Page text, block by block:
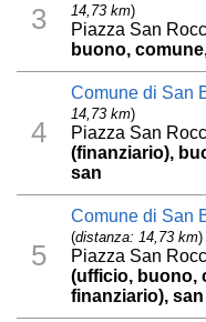
3
14,73 km)
Piazza San
buono,
4
Comune di San
14,73 km)
Piazza San
(finanziario),
san
5
Comune di San
(distanza: 14,73 km)
Piazza San
(ufficio, buono,
finanziario), san